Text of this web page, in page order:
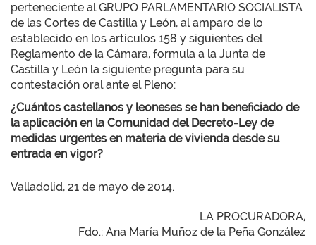
perteneciente al GRUPO PARLAMENTARIO SOCIALISTA
de las Cortes de Castilla y León, al amparo de lo
establecido en los artículos 158 y siguientes del
Reglamento de la Cámara, formula a la Junta de
Castilla y León la siguiente pregunta para su
contestación oral ante el Pleno:
¿Cuántos castellanos y leoneses se han beneficiado de
la aplicación en la Comunidad del Decreto-Ley de
medidas urgentes en materia de vivienda desde su
entrada en vigor?
Valladolid, 21 de mayo de 2014.
LA PROCURADORA,
Fdo.: Ana María Muñoz de la Peña González